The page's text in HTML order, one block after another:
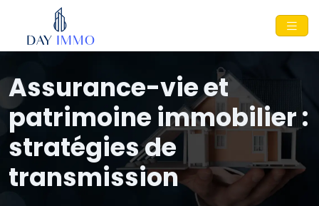
Assurance-vie et
patrimoine immobilier :
stratégies de
transmission